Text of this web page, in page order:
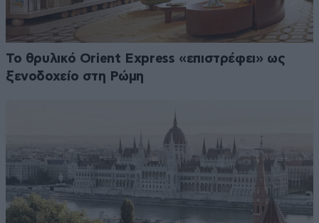
Το θρυλικό Orient Express «επιστρέφει» ως
ξενοδοχείο στη Ρώμη